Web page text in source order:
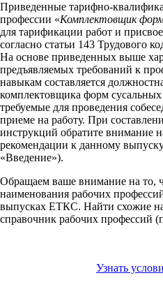
Приведенные тарифно-
профессии «Комплектовщик
для тарификации работ и
согласно статьи 143 Трудового
На основе приведенных выше
предъявляемых требований к
навыкам составляется
комплектовщика форм
требуемые для проведения
приеме на работу. При
инструкций обратите внимание
рекомендации к данному
«Введение»).
Обращаем ваше внимание на то,
наименования рабочих
выпусках ЕТКС. Найти схожие
справочник рабочих профессий
Узнать